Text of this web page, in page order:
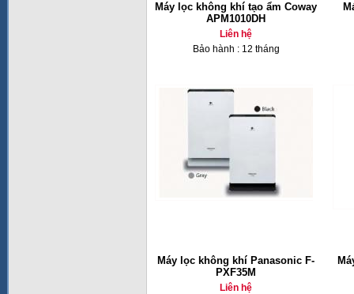
Máy lọc không khí tạo ẩm Coway
APM1010DH
Liên hệ
Bảo hành : 12 tháng
Máy lọc không khí Panasonic F-
PXF35M
Liên hệ